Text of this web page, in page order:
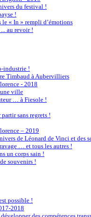
du festival !
!
le « In » rempli d’émotions
au revoir !
industrie !
Timbaud à Aubervilliers
- 2018
ville
… à Fiesole !
sans regrets !
– 2019
de Léonard de Vinci et des
… et tous les autres !
un corps sain !
souvenirs !
possible !
2018